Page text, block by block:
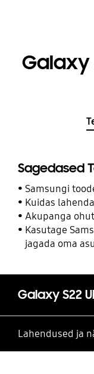
Galaxy
Sagedased
Samsungi
Kuidas
Akupanga
Kasutage
jagada oma
Lahendused ja